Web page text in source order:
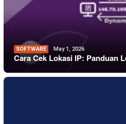
SOFTWARE May 1, 2026
Cara Cek Lokasi IP: Panduan